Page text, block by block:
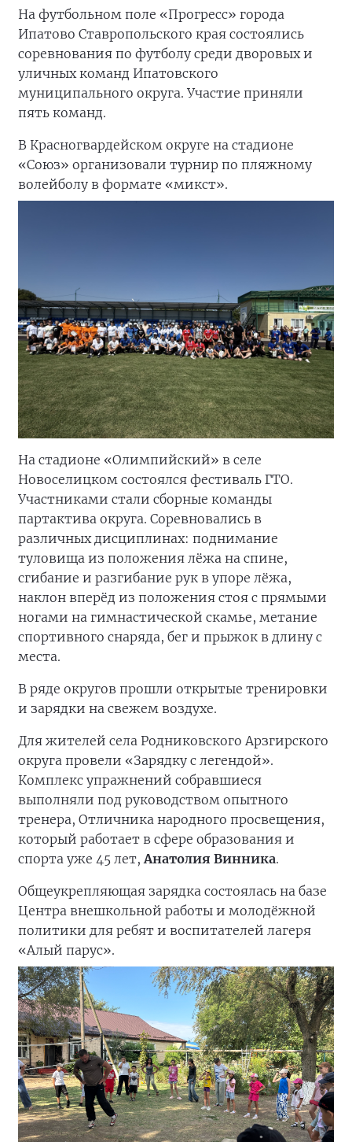
На футбольном поле «Прогресс» города
Ипатово Ставропольского края состоялись
соревнования по футболу среди дворовых и
уличных команд Ипатовского
муниципального округа. Участие приняли
пять команд.
В Красногвардейском округе на стадионе
«Союз» организовали турнир по пляжному
волейболу в формате «микст».
На стадионе «Олимпийский» в селе
Новоселицком состоялся фестиваль ГТО.
Участниками стали сборные команды
партактива округа. Соревновались в
различных дисциплинах: поднимание
туловища из положения лёжа на спине,
сгибание и разгибание рук в упоре лёжа,
наклон вперёд из положения стоя с прямыми
ногами на гимнастической скамье, метание
спортивного снаряда, бег и прыжок в длину с
места.
В ряде округов прошли открытые тренировки
и зарядки на свежем воздухе.
Для жителей села Родниковского Арзгирского
округа провели «Зарядку с легендой».
Комплекс упражнений собравшиеся
выполняли под руководством опытного
тренера, Отличника народного просвещения,
который работает в сфере образования и
спорта уже 45 лет, Анатолия Винника.
Общеукрепляющая зарядка состоялась на базе
Центра внешкольной работы и молодёжной
политики для ребят и воспитателей лагеря
«Алый парус».